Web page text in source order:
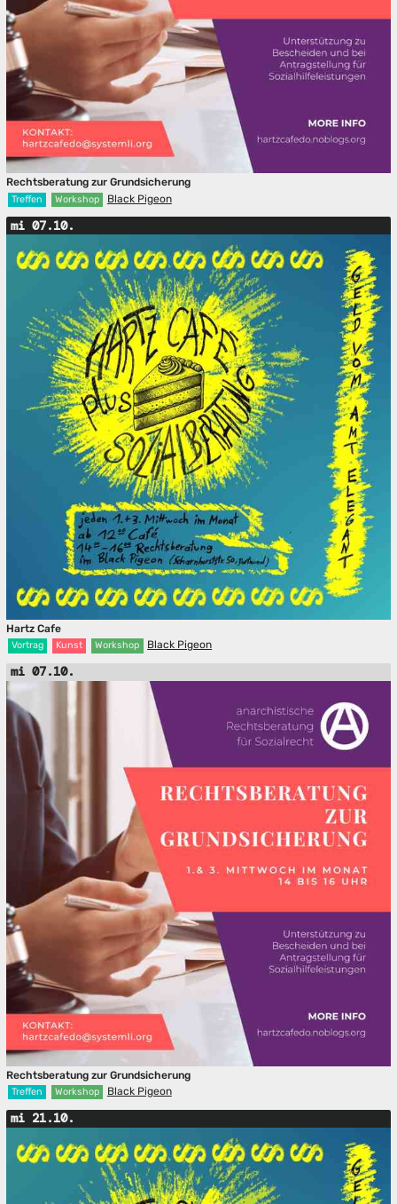
Rechtsberatung zur Grundsicherung
Treffen Workshop Black Pigeon
mi 07.10.
Hartz Cafe
Vortrag Kunst Workshop Black Pigeon
mi 07.10.
Rechtsberatung zur Grundsicherung
Treffen Workshop Black Pigeon
mi 21.10.